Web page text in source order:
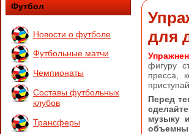
Футбол
Новости о футболе
Футбольные матчи
Чемпионаты
Составы футбольных
клубов
Трансферы
для
фигуру
пресса,
Перед
музыку